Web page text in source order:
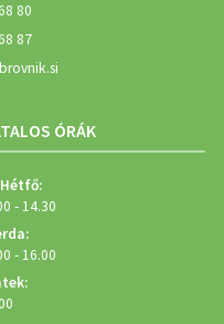
80
87
ÓRÁK
- 14.30
- 16.00